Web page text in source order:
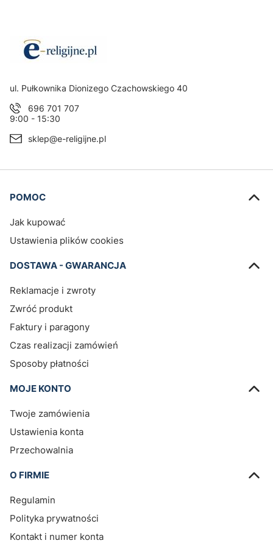
9:00 - 15:30
Linki w stopce
POMOC
Jak kupować
Ustawienia plików cookies
DOSTAWA - GWARANCJA
Reklamacje i zwroty
Zwróć produkt
Czas realizacji zamówień
Sposoby płatności
Ustawienia konta
Przechowalnia